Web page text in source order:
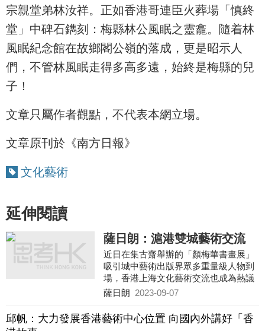
宗親堂弟林汝祥。正如香港哥連臣火葬場「慎終
堂」中碑石鐫刻：梅縣林公風眠之靈龕。隨着林
風眠紀念館在故鄉閣公嶺的落成，更是昭示人
們，不管林風眠走得多高多遠，始終是梅縣的兒
子！
文章只屬作者觀點，不代表本網立場。
文章原刊於《南方日報》
文化藝術
延伸閱讀
薩日朗：滬港雙城藝術交流
近日在集古齋舉辦的「顏梅華書畫展」
吸引城中藝術出版界眾多重量級人物到
場，香港上海文化藝術交流也成為熱議
的話題。
薩日朗 2023-09-07
邱帆：大力發展香港藝術中心位置 向國內外講好「香